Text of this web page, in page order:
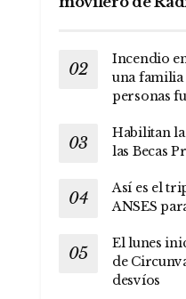
Incendio
una familia
personas
Habilitan
las Becas
Así es el
ANSES
El lunes
de
desvíos